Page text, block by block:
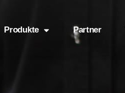
Produkte Partner